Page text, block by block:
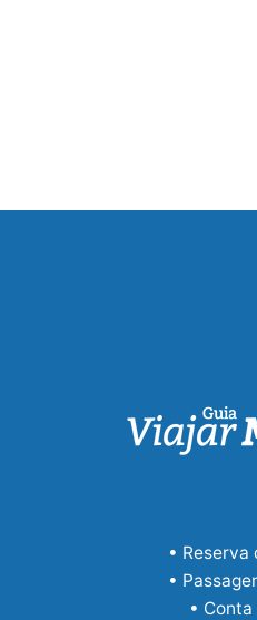
• Reserva
•
•